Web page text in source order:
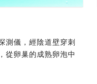
測儀，經陰道壁穿刺
從卵巢的成熟卵泡中